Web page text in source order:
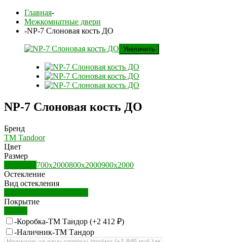
Главная-
Межкомнатные двери
-NP-7 Слоновая кость ДО
Увеличить
NP-7 Слоновая кость ДО
Бренд
ТМ Tandoor
Цвет
Размер
700х2000800х2000900х2000
Остекление
Вид остекления
Покрытие
-Коробка-ТМ Тандор (+2 412 ₽)
-Наличник-ТМ Тандор